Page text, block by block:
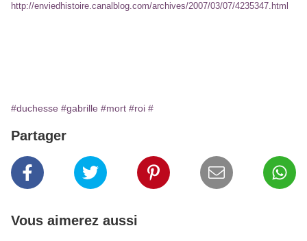
http://enviedhistoire.canalblog.com/archives/2007/03/07/4235347.html
#duchesse #gabrille #mort #roi #
Partager
Vous aimerez aussi